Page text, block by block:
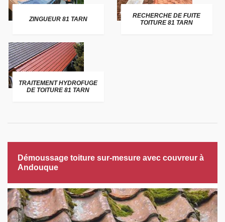
ZINGUEUR 81 TARN
RECHERCHE DE FUITE
TOITURE 81 TARN
TRAITEMENT HYDROFUGE
DE TOITURE 81 TARN
Démoussage toiture sur-mesure avec couvreur à
Andouque